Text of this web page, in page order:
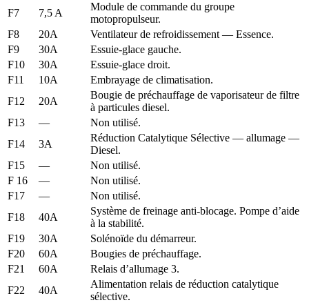
F7
7,5 A
Module de commande du groupe
motopropulseur.
F8
20A
Ventilateur de refroidissement — Essence.
F9
30A
Essuie-glace gauche.
F10
30A
Essuie-glace droit.
F11
10A
Embrayage de climatisation.
F12
20A
Bougie de préchauffage de vaporisateur de filtre
à particules diesel.
F13
—
Non utilisé.
F14
3A
Réduction Catalytique Sélective — allumage —
Diesel.
F15
—
Non utilisé.
F 16
—
Non utilisé.
F17
—
Non utilisé.
F18
40A
Système de freinage anti-blocage. Pompe d’aide
à la stabilité.
F19
30A
Solénoïde du démarreur.
F20
60A
Bougies de préchauffage.
F21
60A
Relais d’allumage 3.
F22
40A
Alimentation relais de réduction catalytique
sélective.